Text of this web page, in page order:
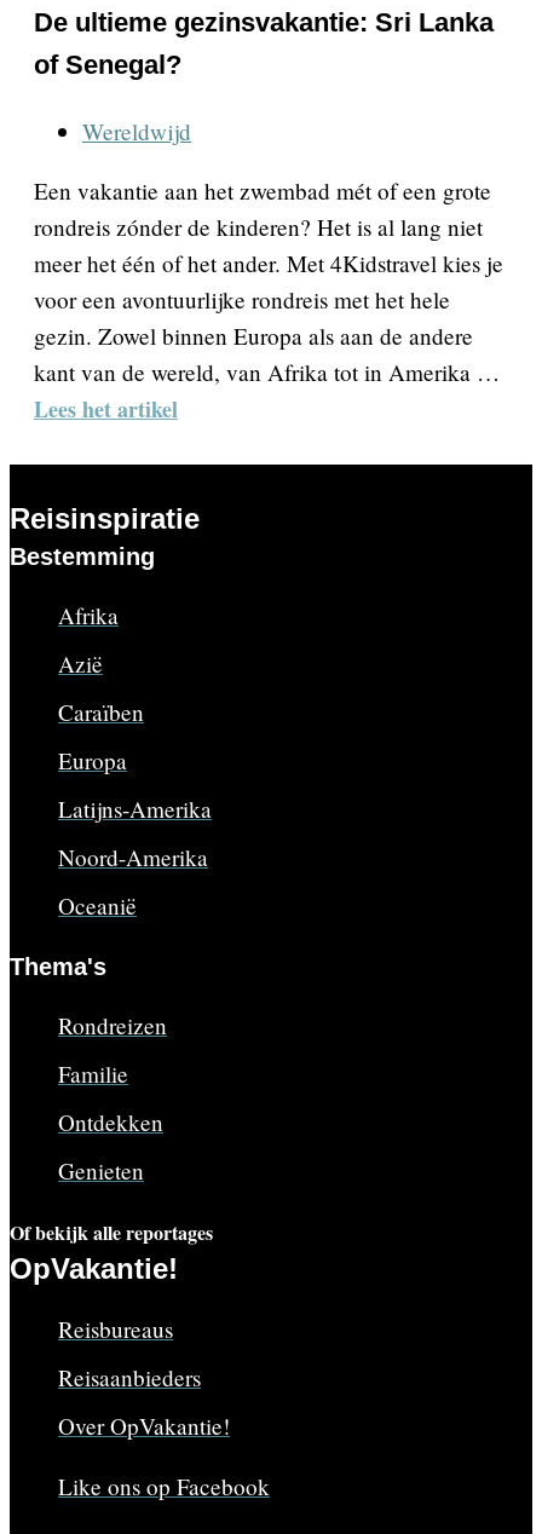
De ultieme gezinsvakantie: Sri Lanka
of Senegal?
Wereldwijd
Een vakantie aan het zwembad mét of een grote
rondreis zónder de kinderen? Het is al lang niet
meer het één of het ander. Met 4Kidstravel kies je
voor een avontuurlijke rondreis met het hele
gezin. Zowel binnen Europa als aan de andere
kant van de wereld, van Afrika tot in Amerika …
Lees het artikel
Reisinspiratie
Bestemming
Afrika
Azië
Caraïben
Europa
Latijns-Amerika
Noord-Amerika
Oceanië
Thema's
Rondreizen
Familie
Ontdekken
Genieten
Of bekijk alle reportages
OpVakantie!
Reisbureaus
Reisaanbieders
Over OpVakantie!
Like ons op Facebook